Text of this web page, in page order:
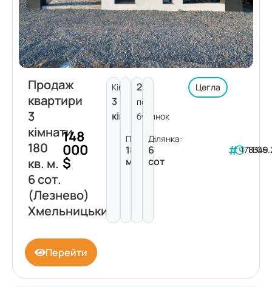
Продаж
квартири
3
кімнати
180
кв. м.
6 сот.
(Лезнево)
Хмельницький
148
000
$
Кімнат:
3
кімнати
Площа:
180
м²
2
пов.
будинок
Ділянка:
6
сот
Цегла
178349
Перейти